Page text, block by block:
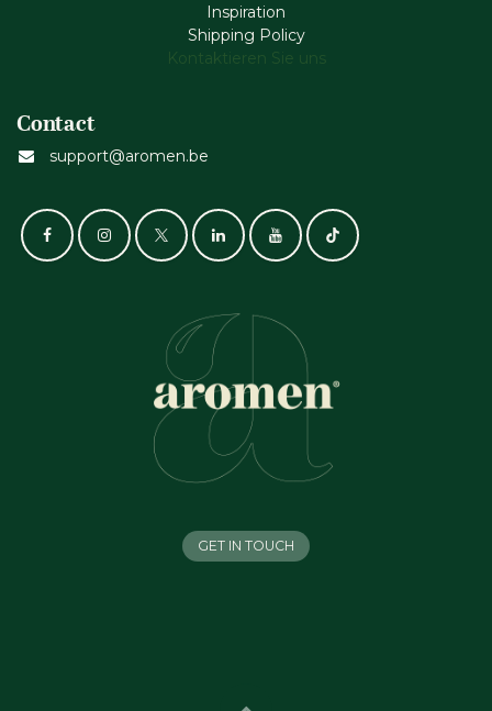
Inspiration
Shipping Policy
Kontaktieren Sie uns
Contact
support@aromen.be
GET IN TOUCH